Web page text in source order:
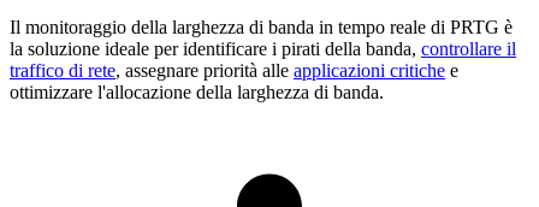
Il monitoraggio della larghezza di banda in tempo reale di PRTG è
la soluzione ideale per identificare i pirati della banda, controllare il
traffico di rete, assegnare priorità alle applicazioni critiche e
ottimizzare l'allocazione della larghezza di banda.